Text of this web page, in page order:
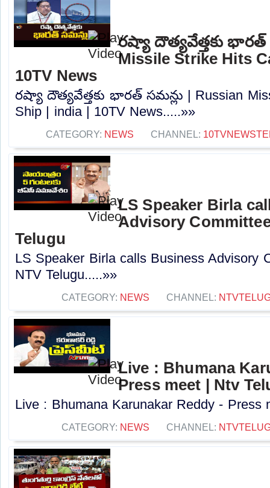
రష్యా దౌత్యవేత్తకు భారత్
Missile Strike Hits
10TV News
రష్యా దౌత్యవేత్తకు భారత్ సమన్లు | Russian
Ship | india | 10TV News.....»»
CATEGORY: NEWS CHANNEL:
LS Speaker Birla
Advisory
Telugu
LS Speaker Birla calls Business Advisory
NTV Telugu.....»»
CATEGORY: NEWS CHANNEL:
Live : Bhumana
Press meet | Ntv
Live : Bhumana Karunakar Reddy - Press
CATEGORY: NEWS CHANNEL: